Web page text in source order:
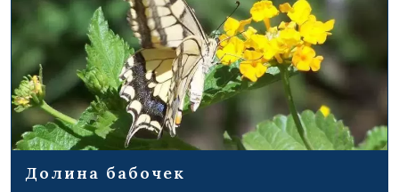
Camp - особое место, которое может
привлечь внимание любителей искусства
своей йогой, семинарами, экскурсиями и
местом для кемпинга.
Долина бабочек